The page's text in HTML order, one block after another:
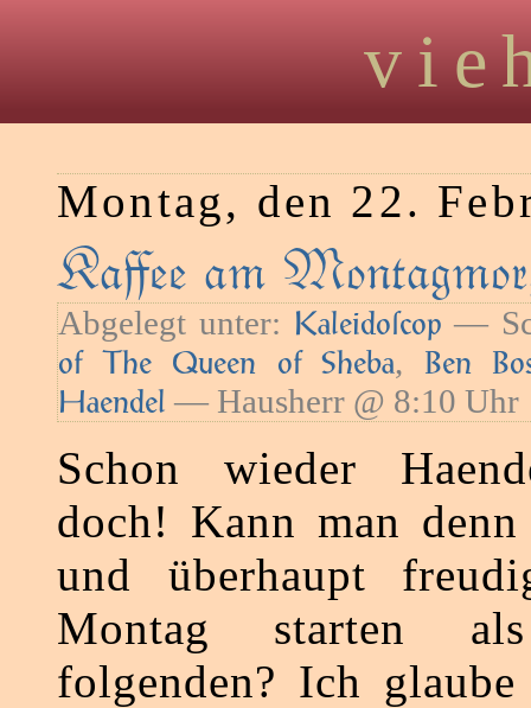
Montag, den 22.
Kaﬀee am
Abgelegt unter: Kaleidoſcop —
of The Queen of Sheba, Ben
Haendel — Hausherr @ 8:10 Uhr
Schon wieder
doch! Kann man denn
und überhaupt
Montag starten
folgenden? Ich